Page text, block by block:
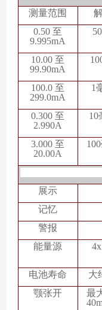
测量范围
0.50 至
9.995mA
10.00 至
99.90mA
100.0 至
299.0mA
1
0.300 至
2.990A
10
3.000 至
20.00A
展示
记忆
警报
能量源
电池寿命
大
颚张开
最